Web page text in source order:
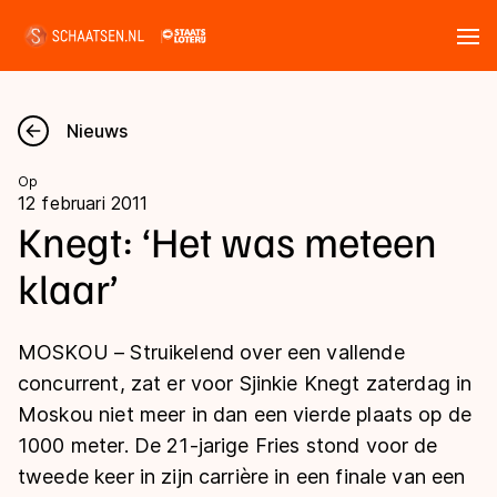
Nieuws
Kalender
Disciplines
Langebaan
Shorttrack
Inlineskaten
Uitslagen
Langebaan
Shorttrack
Marathon
Tijden & historie
Ranglijsten Langebaan
Nieuws
Op
12 februari 2011
Knegt: ‘Het was meteen
klaar’
MOSKOU – Struikelend over een vallende
concurrent, zat er voor Sjinkie Knegt zaterdag in
Moskou niet meer in dan een vierde plaats op de
1000 meter. De 21-jarige Fries stond voor de
tweede keer in zijn carrière in een finale van een